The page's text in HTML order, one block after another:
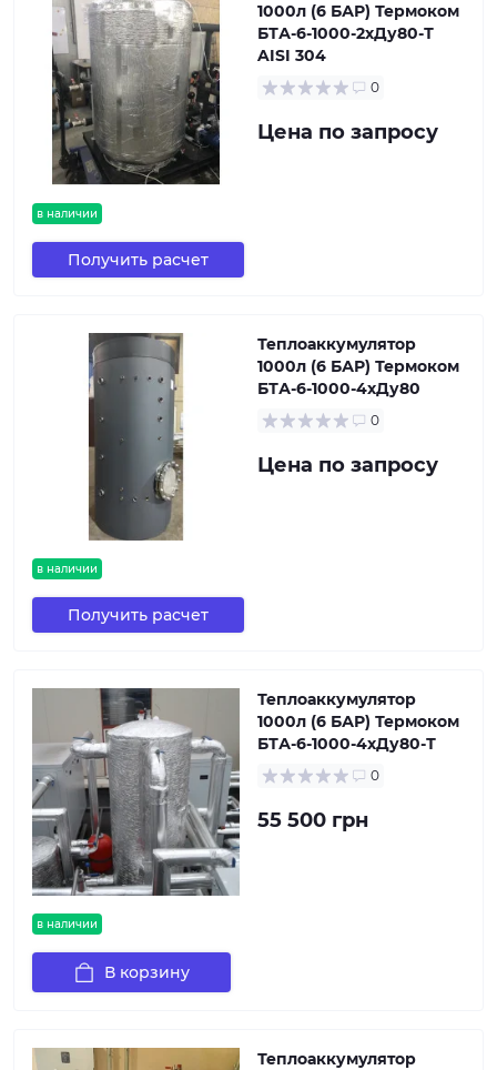
в наличии
1000л (6 БАР) Термоком
БТА-6-1000-2хДу80-Т
AISI 304
0
Цена по запросу
Получить расчет
в наличии
Теплоаккумулятор
1000л (6 БАР) Термоком
БТА-6-1000-4хДу80
0
Цена по запросу
Получить расчет
в наличии
Теплоаккумулятор
1000л (6 БАР) Термоком
БТА-6-1000-4хДу80-Т
0
55 500 грн
В корзину
Теплоаккумулятор